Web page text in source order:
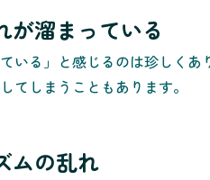
が溜まっている
ている」と感じるのは珍しく
てしまうこともあります。
ムの乱れ